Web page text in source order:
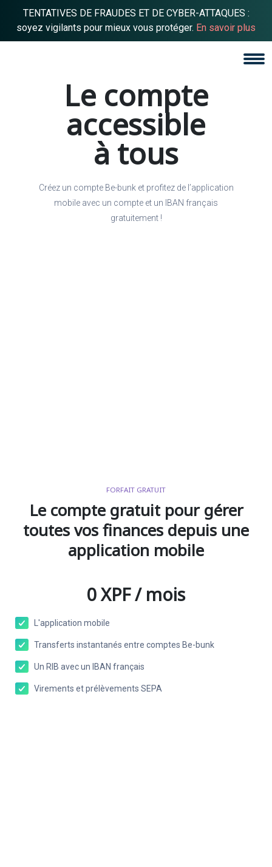
TENTATIVES DE FRAUDES ET DE CYBER-ATTAQUES :
soyez vigilants pour mieux vous protéger. En savoir plus
Le compte
accessible
à tous
Créez un compte Be-bunk et profitez de l’application
mobile avec un compte et un IBAN français
gratuitement !
FORFAIT GRATUIT
Le compte gratuit pour gérer
toutes vos finances depuis une
application mobile
0 XPF / mois
L'application mobile
Transferts instantanés entre comptes Be-bunk
Un RIB avec un IBAN français
Virements et prélèvements SEPA